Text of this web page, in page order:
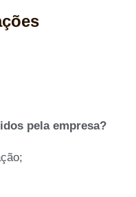
pela empresa?